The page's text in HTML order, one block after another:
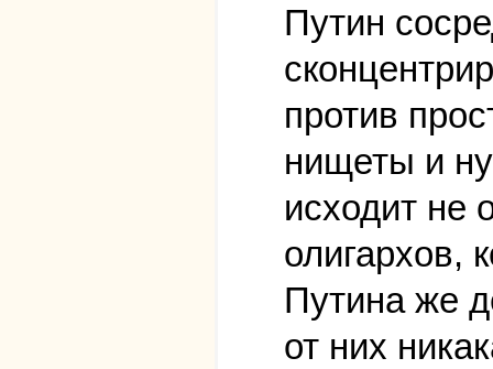
Путин
против
нищеты и
исходит не
олигархов,
Путина же
от них